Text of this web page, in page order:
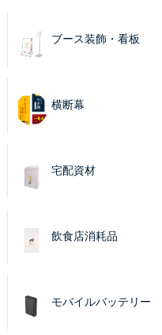
ブース装飾・看板
横断幕
宅配資材
飲食店消耗品
モバイルバッテリー